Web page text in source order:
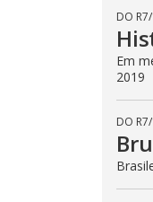
DO R7/
Em
2019
DO R7/